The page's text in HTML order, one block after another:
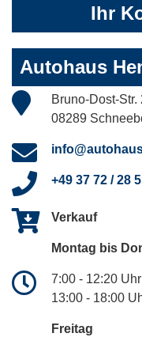
Ihr
Autohaus
Bruno-Dost-Str.
08289
+49 37 72 / 28
Verkauf
Montag bis
7:00 - 12:20 Uhr
13:00 - 18:00
Freitag